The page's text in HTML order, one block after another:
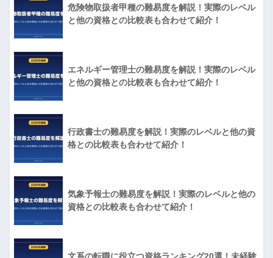
危険物取扱者甲種の難易度を解説！実際のレベル
と他の資格との比較表も合わせて紹介！
エネルギー管理士の難易度を解説！実際のレベル
と他の資格との比較表も合わせて紹介！
行政書士の難易度を解説！実際のレベルと他の資
格との比較表も合わせて紹介！
気象予報士の難易度を解説！実際のレベルと他の
資格との比較表も合わせて紹介！